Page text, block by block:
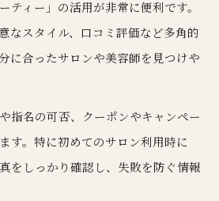
ティー」の活用が非常に便利です。
なスタイル、口コミ評価など多角的
に合ったサロンや美容師を見つけや
指名の可否、クーポンやキャンペー
す。特に初めてのサロン利用時に
をしっかり確認し、失敗を防ぐ情報